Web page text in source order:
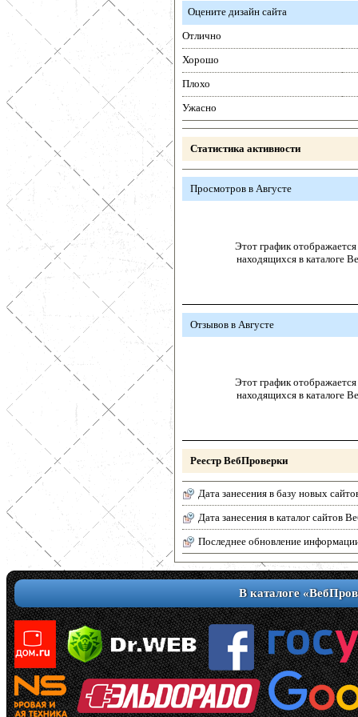
Оцените дизайн сайта
Отлично
Хорошо
Плохо
Ужасно
Статистика активности
Просмотров в Августе
Этот график отображается
находящихся в каталоге
Отзывов в Августе
Этот график отображается
находящихся в каталоге
Реестр ВебПроверки
Дата занесения в базу новых
Дата занесения в каталог сайтов
Последнее обновление
В каталоге